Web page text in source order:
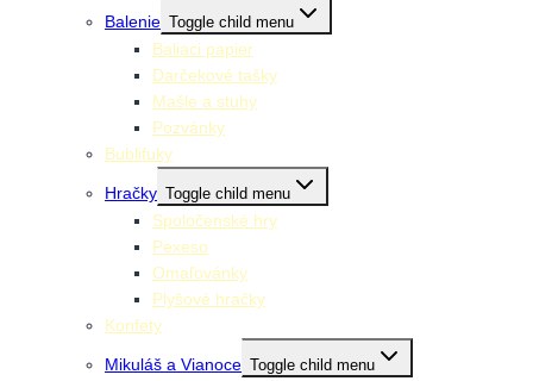
Balenie Toggle child menu
Baliaci papier
Darčekové tašky
Mašle a stuhy
Pozvánky
Bublifuky
Hračky Toggle child menu
Spoločenské hry
Pexeso
Omaľovánky
Plyšové hračky
Konfety
Mikuláš a Vianoce Toggle child menu